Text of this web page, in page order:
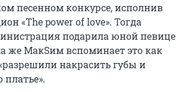
песенном конкурсе, исполнив
«The power of love». Тогда
подарила юной певице
же МакSим вспоминает это как
накрасить губы и